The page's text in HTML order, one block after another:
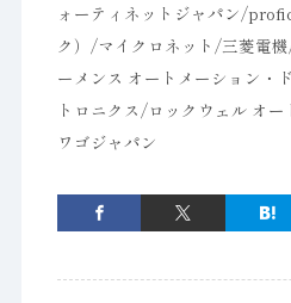
ォーティネットジャパン/
ク）/マイクロネット/三菱電
ーメンス オートメーション・
トロニクス/ロックウェル オ
ワゴジャパン